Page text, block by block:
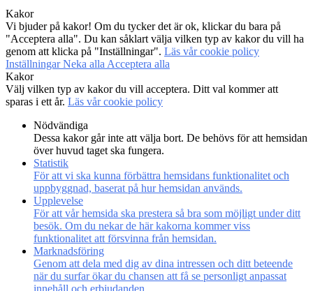
Kakor
Vi bjuder på kakor! Om du tycker det är ok, klickar du bara på
"Acceptera alla". Du kan såklart välja vilken typ av kakor du vill ha
genom att klicka på "Inställningar". Läs vår cookie policy
InställningarNeka alla Acceptera alla
Kakor
Välj vilken typ av kakor du vill acceptera. Ditt val kommer att
sparas i ett år. Läs vår cookie policy
Nödvändiga
Dessa kakor går inte att välja bort. De behövs för att hemsidan
över huvud taget ska fungera.
Statistik
För att vi ska kunna förbättra hemsidans funktionalitet och
uppbyggnad, baserat på hur hemsidan används.
Upplevelse
För att vår hemsida ska prestera så bra som möjligt under ditt
besök. Om du nekar de här kakorna kommer viss
funktionalitet att försvinna från hemsidan.
Marknadsföring
Genom att dela med dig av dina intressen och ditt beteende
när du surfar ökar du chansen att få se personligt anpassat
innehåll och erbjudanden.